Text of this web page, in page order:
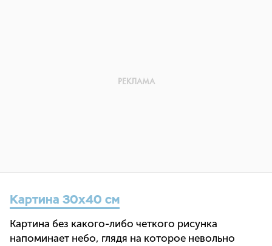
Картина 30х40 см
Картина без какого-либо четкого рисунка
напоминает небо, глядя на которое невольно